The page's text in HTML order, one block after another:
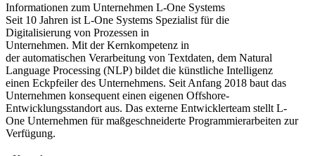
Informationen zum Unternehmen L-One Systems
Seit 10 Jahren ist L-One Systems Spezialist für die
Digitalisierung von Prozessen in
Unternehmen. Mit der Kernkompetenz in
der automatischen Verarbeitung von Textdaten, dem Natural
Language Processing (NLP) bildet die künstliche Intelligenz
einen Eckpfeiler des Unternehmens. Seit Anfang 2018 baut das
Unternehmen konsequent einen eigenen Offshore-
Entwicklungsstandort aus. Das externe Entwicklerteam stellt L-
One Unternehmen für maßgeschneiderte Programmierarbeiten zur
Verfügung.